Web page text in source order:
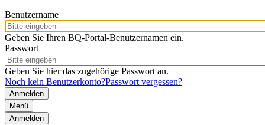
Benutzername
Geben Sie Ihren BQ-Portal-Benutzernamen ein.
Passwort
Geben Sie hier das zugehörige Passwort an.
Noch kein Benutzerkonto?Passwort vergessen?
Menü
Anmelden